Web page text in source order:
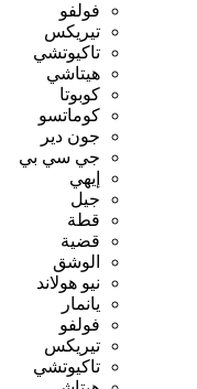
فولفو
تيريكس
تاكيوتشي
هيتاشي
كوبوتا
كوماتسو
جون دير
جي سي بي
إيهي
جيل
قطة
قضية
الوشق
نيو هولاند
يانمار
فولفو
تيريكس
تاكيوتشي